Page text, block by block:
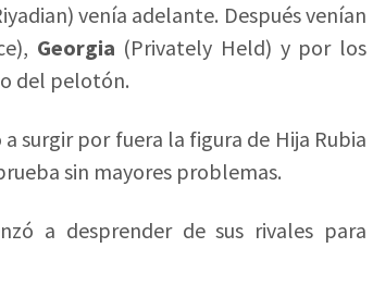
venía adelante. Después venían
Georgia (Privately Held) y por los
del pelotón.
surgir por fuera la figura de Hija Rubia
sin mayores problemas.
a desprender de sus rivales para